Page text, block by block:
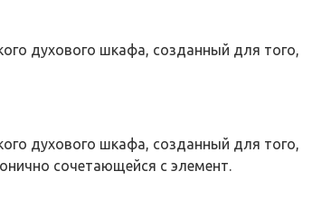
духового шкафа, созданный для того,
духового шкафа, созданный для того,
сочетающейся с элемент.